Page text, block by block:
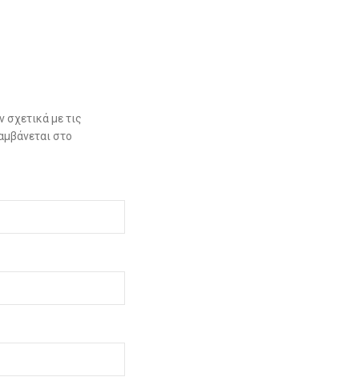
με τις
στο